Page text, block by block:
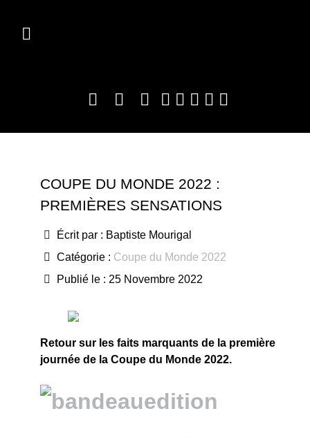
COUPE DU MONDE 2022 :
PREMIÈRES SENSATIONS
Écrit par : Baptiste Mourigal
Catégorie : Coupe du Monde 2022
Publié le : 25 Novembre 2022
Retour sur les faits marquants de la première
journée de la Coupe du Monde 2022.